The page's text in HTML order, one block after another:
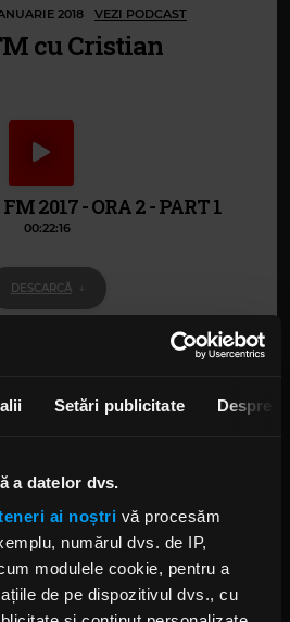
Setări publicitate Despre
a datelor dvs.
ai noștri vă procesăm
numărul dvs. de IP,
modulele cookie, pentru a
de pe dispozitivul dvs., cu
2018 VEZI PODCAST
cu Cristian
2017 - ORA 2 - PART 1
00:22:16
DESCARCĂ
podcasturi
2018 –00:21:18
FM 2017 - ORA 10 - PART 3
2018 –00:08:07